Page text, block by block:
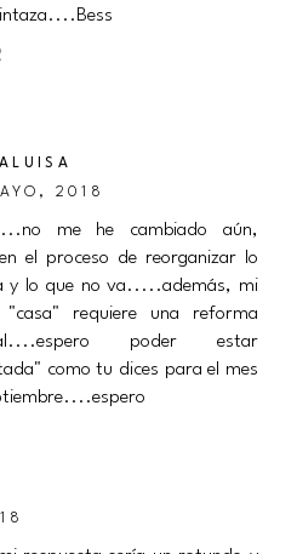
2018
me he cambiado aún,
el proceso de reorganizar lo
y lo que no va.....además, mi
"casa" requiere una reforma
poder estar
como tu dices para el mes